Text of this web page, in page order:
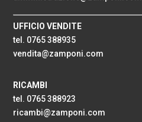
UFFICIO VENDITE
tel. 0765 388935
vendita@zamponi.com
RICAMBI
tel. 0765 388923
ricambi@zamponi.com